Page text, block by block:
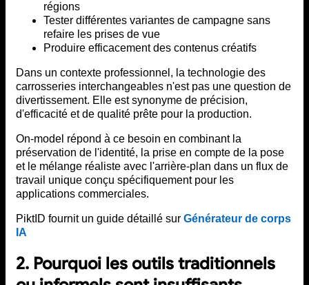
régions
Tester différentes variantes de campagne sans
refaire les prises de vue
Produire efficacement des contenus créatifs
Dans un contexte professionnel, la technologie des
carrosseries interchangeables n'est pas une question de
divertissement. Elle est synonyme de précision,
d'efficacité et de qualité prête pour la production.
On-model répond à ce besoin en combinant la
préservation de l'identité, la prise en compte de la pose
et le mélange réaliste avec l'arrière-plan dans un flux de
travail unique conçu spécifiquement pour les
applications commerciales.
PiktID fournit un guide détaillé sur Générateur de corps
IA
2. Pourquoi les outils traditionnels